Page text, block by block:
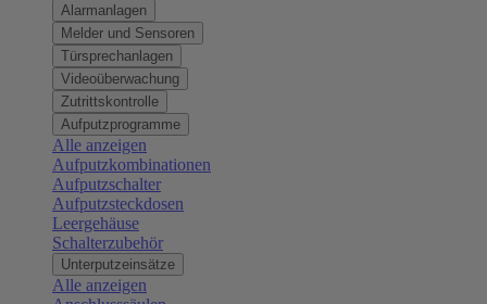
Alarmanlagen
Melder und Sensoren
Türsprechanlagen
Videoüberwachung
Zutrittskontrolle
Aufputzprogramme
Alle anzeigen
Aufputzkombinationen
Aufputzschalter
Aufputzsteckdosen
Leergehäuse
Schalterzubehör
Unterputzeinsätze
Alle anzeigen